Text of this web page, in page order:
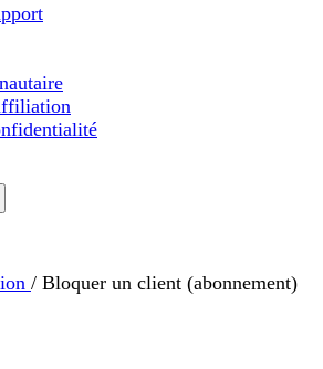
/ Bloquer un client (abonnement)